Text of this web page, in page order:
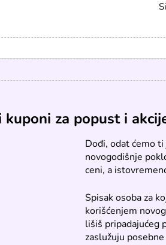
kuponi za popust i
Dođi, odat ćemo
novogodišnje
ceni, a
Spisak osoba za
korišćenjem
lišiš pripadajućeg
zaslužuju